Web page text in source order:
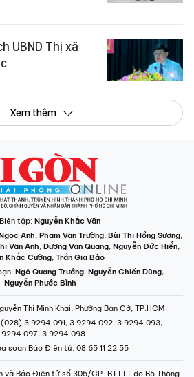
UBND Thị xã
Xem thêm
tập: Nguyễn Khắc Văn
Anh, Phạm Văn Trường, Bùi Thị Hồng Sương,
Vân Anh, Dương Văn Quang, Nguyễn Đức Hiển,
Khắc Cường, Trần Gia Bảo
Ngô Quang Trưởng, Nguyễn Chiến Dũng,
Nguyễn Phước Bình
Thị Minh Khai, Phường Bàn Cờ, TP.HCM
(028) 3.9294.091, 3.9294.092, 3.9294.093,
3.9294.098
soạn Báo Điện tử: 08 65 11 22 55
và Báo Điện tử số 305/GP-BTTTT do Bộ Thông